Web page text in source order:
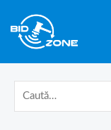
content